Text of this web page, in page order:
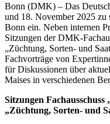
Bonn (DMK) – Das
und 18. November 2025 zu
Bonn ein. Neben internen
Sitzungen der DMK-
„Züchtung, Sorten- und
Fachvorträge von
für Diskussionen über
Maises in verschiedenen
Sitzungen
„Züchtung, Sorten- und